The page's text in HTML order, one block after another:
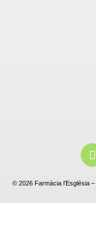
© 2026 Farmàcia l’Església –